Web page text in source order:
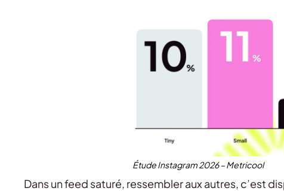
Étude Instagram 2026 – Metricool
Dans un feed saturé, ressembler aux autres, c’est